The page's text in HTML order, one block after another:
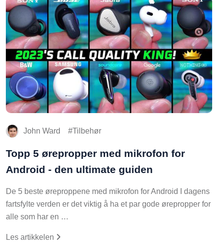
John Ward Tilbehør
Topp 5 ørepropper med mikrofon for
Android - den ultimate guiden
De 5 beste øreproppene med mikrofon for Android I dagens
fartsfylte verden er det viktig å ha et par gode ørepropper for
alle som har en …
Les artikkelen